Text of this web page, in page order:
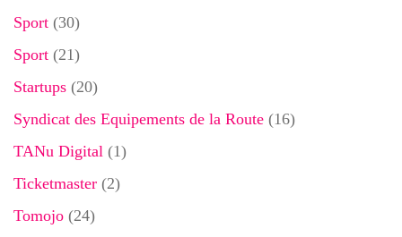
Sport (30)
Sport (21)
Startups (20)
Syndicat des Equipements de la Route (16)
TANu Digital (1)
Ticketmaster (2)
Tomojo (24)